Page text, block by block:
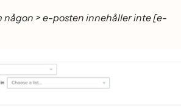
någon > e-posten innehåller inte [e-